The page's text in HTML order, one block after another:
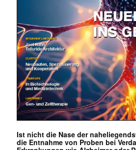
Ist nicht die Nase der
die Entnahme von Proben bei